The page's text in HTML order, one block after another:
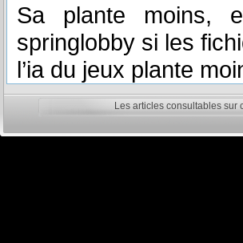
Sa plante moins,
springlobby si les
l’ia du jeux plante
Les articles consultables sur